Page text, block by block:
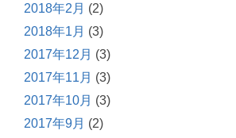
2018年2月 (2)
2018年1月 (3)
2017年12月 (3)
2017年11月 (3)
2017年10月 (3)
2017年9月 (2)